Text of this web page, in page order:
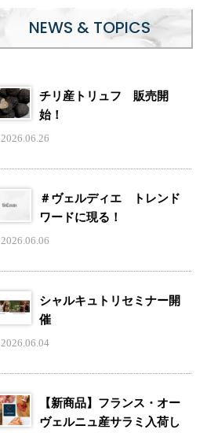
NEWS & TOPICS
チリ産トリュフ 販売開
始！
2026.06.26
＃ヴェルディエ トレンド
ワードに現る！
2026.06.06
シャルキュトリセミナー開
催
2026.06.04
【新商品】フランス・オー
ヴェルニュ産サラミ入荷し